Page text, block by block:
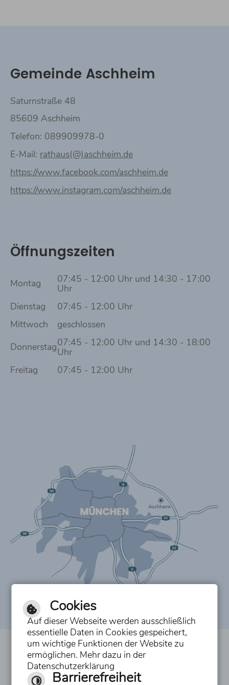
Gemeinde Aschheim
Saturnstraße 48
85609 Aschheim
Telefon: 089909978-0
E-Mail: rathaus(@)aschheim.de
https://www.facebook.com/aschheim.de
https://www.instagram.com/aschheim.de
Öffnungszeiten
Montag 07:45 - 12:00 Uhr und 14:30 - 17:00
Uhr
Dienstag
07:45 - 12:00 Uhr
Mittwoch
geschlossen
Donnerstag07:45 - 12:00 Uhr und 14:30 - 18:00
Uhr
Freitag
07:45 - 12:00 Uhr
Inhalt
Impressum
Cookies
Auf dieser Webseite werden ausschließlich
essentielle Daten in Cookies gespeichert,
um wichtige Funktionen der Website zu
ermöglichen. Mehr dazu in der
Datenschutzerklärung
Barrierefreiheit